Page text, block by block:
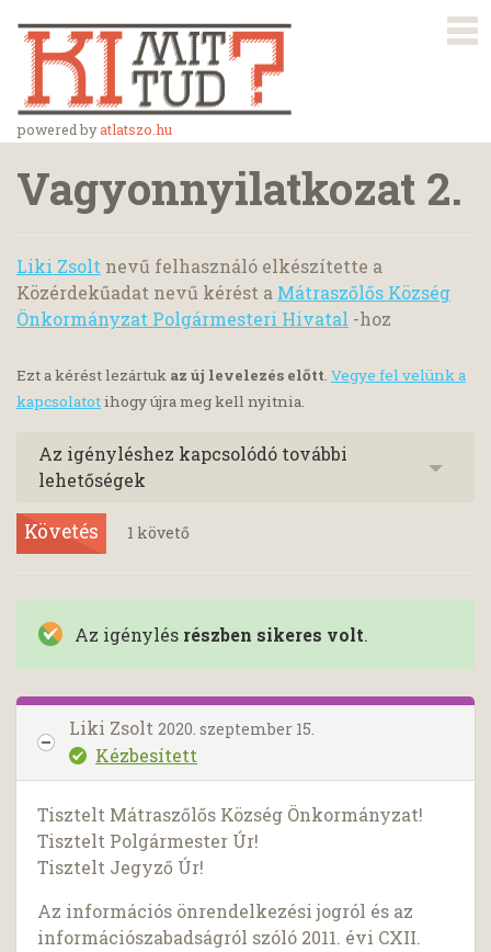
powered byatlatszo.hu
Vagyonnyilatkozat 2.
Liki Zsolt nevű felhasználó elkészítette a
Közérdekűadat nevű kérést a Mátraszőlős Község
Önkormányzat Polgármesteri Hivatal -hoz
Ezt a kérést lezártuk az új levelezés előtt. Vegye fel velünk a
kapcsolatotihogy újra meg kell nyitnia.
Az igényléshez kapcsolódó további
lehetőségek
Követés 1 követő
Az igénylés részben sikeres volt.
Liki Zsolt 2020. szeptember 15.
Kézbesített
Tisztelt Mátraszőlős Község Önkormányzat!
Tisztelt Polgármester Úr!
Tisztelt Jegyző Úr!
Az információs önrendelkezési jogról és az
információszabadságról szóló 2011. évi CXII.